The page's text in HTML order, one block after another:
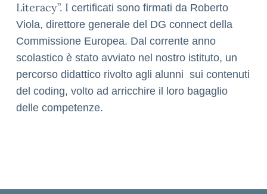
Literacy”. I certificati sono firmati da Roberto
Viola, direttore generale del DG connect della
Commissione Europea. Dal corrente anno
scolastico è stato avviato nel nostro istituto, un
percorso didattico rivolto agli alunni sui contenuti
del coding, volto ad arricchire il loro bagaglio
delle competenze.